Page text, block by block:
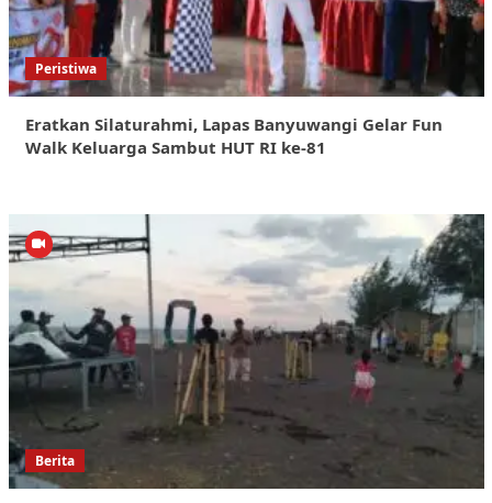
Peristiwa
Eratkan Silaturahmi, Lapas Banyuwangi Gelar Fun
Walk Keluarga Sambut HUT RI ke-81
Berita